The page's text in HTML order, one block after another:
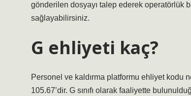
gönderilen dosyayı talep ederek operatörlük
sağlayabilirsiniz.
G ehliyeti kaç?
Personel ve kaldırma platformu ehliyet kodu
105.67’dir. G sınıfı olarak faaliyette